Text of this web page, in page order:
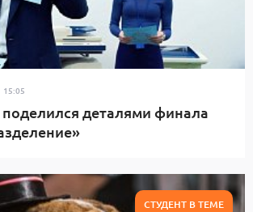
15:05
деталями финала
СТУДЕНТ В ТЕМЕ